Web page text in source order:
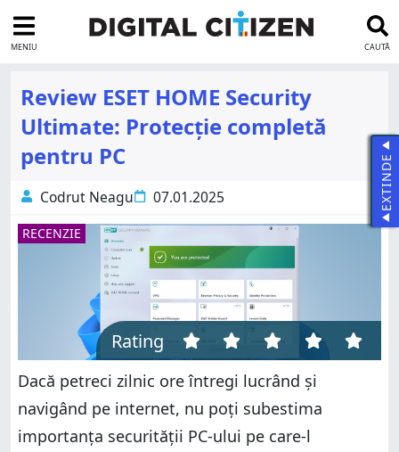
MENIU CAUTĂ
Review ESET HOME Security
Ultimate: Protecție completă
pentru PC
Codrut Neagu 07.01.2025
RECENZIE
Rating
Dacă petreci zilnic ore întregi lucrând și
navigând pe internet, nu poți subestima
importanța securității PC-ului pe care-l
EXTINDE